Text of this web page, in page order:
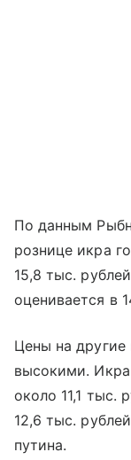
По данным
рознице икра
15,8 тыс.
оценивается в
Цены на
высокими.
около 11,1 тыс.
12,6 тыс.
путина.